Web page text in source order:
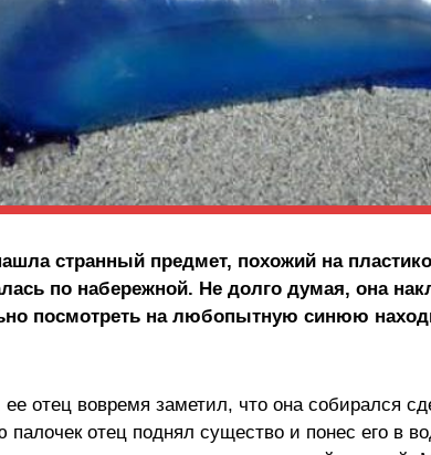
странный предмет, похожий на
по набережной. Не долго думая, она
посмотреть на любопытную синюю
отец вовремя заметил, что она собирался
отец поднял существо и понес его в